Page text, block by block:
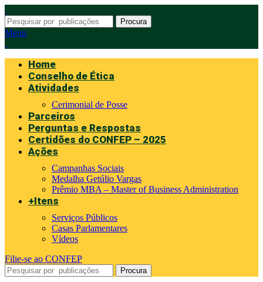
Procura
Menu
Home
Conselho de Ética
Atividades
Cerimonial de Posse
Parceiros
Perguntas e Respostas
Certidões do CONFEP – 2025
Ações
Campanhas Sociais
Medalha Getúlio Vargas
Prêmio MBA – Master of Business Administration
+Itens
Serviços Públicos
Casas Parlamentares
Vídeos
Filie-se ao CONFEP
Procura